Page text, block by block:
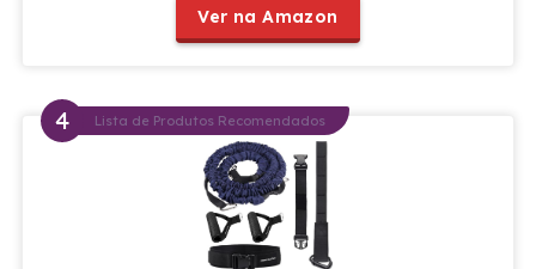
Ver na Amazon
Lista de Produtos Recomendados